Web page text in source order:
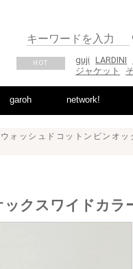
HOT guji LARDINI
ジャケット
garoh network!
ッシュドコットンピンオッ